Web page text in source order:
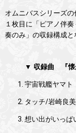
オムニバスシリーズの
１枚目に「ピアノ伴
奏のみ」の収録構成と
▼ 収録曲 『懐
宇宙戦艦ヤマト
タッチ/岩崎良
想い出がいっ